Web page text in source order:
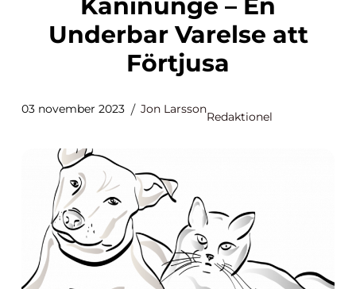
Kaninunge – En
Underbar Varelse att
Förtjusa
03 november 2023 Jon Larsson
Redaktionel